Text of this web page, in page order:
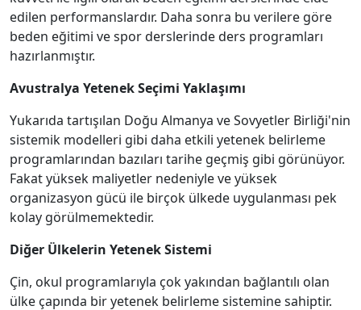
edilen performanslardır. Daha sonra bu verilere göre
beden eğitimi ve spor derslerinde ders programları
hazırlanmıştır.
Avustralya Yetenek Seçimi Yaklaşımı
Yukarıda tartışılan Doğu Almanya ve Sovyetler Birliği'nin
sistemik modelleri gibi daha etkili yetenek belirleme
programlarından bazıları tarihe geçmiş gibi görünüyor.
Fakat yüksek maliyetler nedeniyle ve yüksek
organizasyon gücü ile birçok ülkede uygulanması pek
kolay görülmemektedir.
Diğer Ülkelerin Yetenek Sistemi
Çin, okul programlarıyla çok yakından bağlantılı olan
ülke çapında bir yetenek belirleme sistemine sahiptir.